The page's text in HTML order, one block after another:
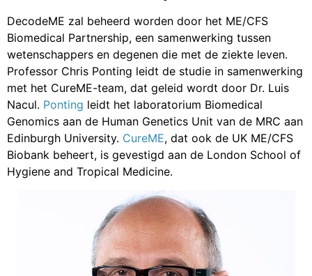
DecodeME zal beheerd worden door het ME/CFS
Biomedical Partnership, een samenwerking tussen
wetenschappers en degenen die met de ziekte leven.
Professor Chris Ponting leidt de studie in samenwerking
met het CureME-team, dat geleid wordt door Dr. Luis
Nacul. Ponting leidt het laboratorium Biomedical
Genomics aan de Human Genetics Unit van de MRC aan
Edinburgh University. CureME, dat ook de UK ME/CFS
Biobank beheert, is gevestigd aan de London School of
Hygiene and Tropical Medicine.